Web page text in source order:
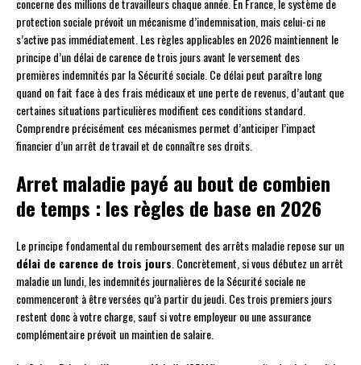
concerne des millions de travailleurs chaque année. En France, le système de
protection sociale prévoit un mécanisme d’indemnisation, mais celui-ci ne
s’active pas immédiatement. Les règles applicables en 2026 maintiennent le
principe d’un délai de carence de trois jours avant le versement des
premières indemnités par la Sécurité sociale. Ce délai peut paraître long
quand on fait face à des frais médicaux et une perte de revenus, d’autant que
certaines situations particulières modifient ces conditions standard.
Comprendre précisément ces mécanismes permet d’anticiper l’impact
financier d’un arrêt de travail et de connaître ses droits.
Arret maladie payé au bout de combien
de temps : les règles de base en 2026
Le principe fondamental du remboursement des arrêts maladie repose sur un
délai de carence de trois jours . Concrètement, si vous débutez un arrêt
maladie un lundi, les indemnités journalières de la Sécurité sociale ne
commenceront à être versées qu’à partir du jeudi. Ces trois premiers jours
restent donc à votre charge, sauf si votre employeur ou une assurance
complémentaire prévoit un maintien de salaire.